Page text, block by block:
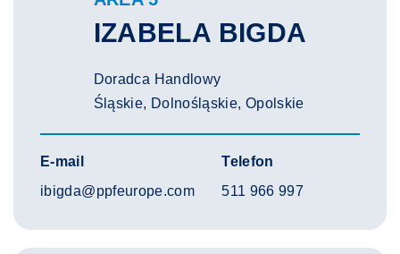
IZABELA BIGDA
Doradca Handlowy
Śląskie, Dolnośląskie, Opolskie
E-mail
ibigda@ppfeurope.com
Telefon
511 966 997